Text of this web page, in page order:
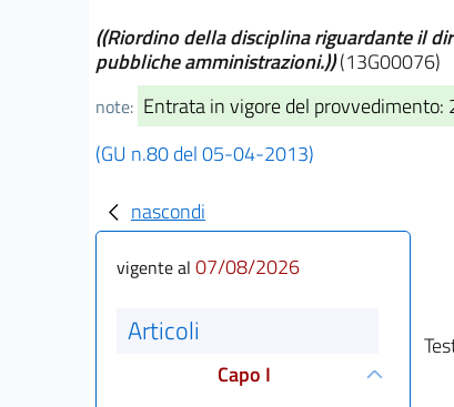
((Riordino della disciplina riguardante il
pubbliche amministrazioni.))(13G00076)
note: Entrata in vigore del
(GU n.80 del 05-04-2013)
nascondi
vigente al 07/08/2026
Articoli
Capo I